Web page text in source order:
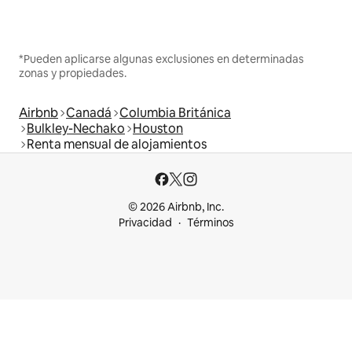
*Pueden aplicarse algunas exclusiones en determinadas
zonas y propiedades.
Airbnb Canadá Columbia Británica
Bulkley-Nechako Houston
Renta mensual de alojamientos
© 2026 Airbnb, Inc.
Privacidad
Términos